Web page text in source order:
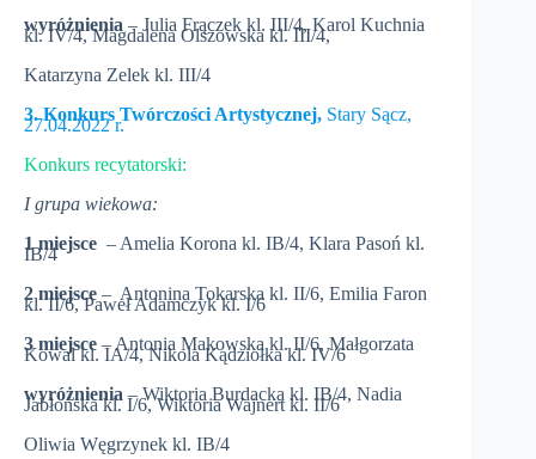
wyróżnienia – Julia Frączek kl. III/4, Karol Kuchnia
kl. IV/4, Magdalena Olszowska kl. III/4,
Katarzyna Zelek kl. III/4
3. Konkurs Twórczości Artystycznej, Stary Sącz,
27.04.2022 r.
Konkurs recytatorski:
I grupa wiekowa:
1 miejsce – Amelia Korona kl. IB/4, Klara Pasoń kl.
IB/4
2 miejsce – Antonina Tokarska kl. II/6, Emilia Faron
kl. II/6, Paweł Adamczyk kl. I/6
3 miejsce – Antonia Makowska kl. II/6, Małgorzata
Kowal kl. IA/4, Nikola Kądziołka kl. IV/6
wyróżnienia – Wiktoria Burdacka kl. IB/4, Nadia
Jabłońska kl. I/6, Wiktoria Wajnert kl. II/6
Oliwia Węgrzynek kl. IB/4